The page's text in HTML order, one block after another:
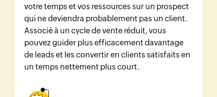
votre temps et vos ressources sur un prospect
qui ne deviendra probablement pas un client.
Associé à un cycle de vente réduit, vous
pouvez guider plus efficacement davantage
de leads et les convertir en clients satisfaits en
un temps nettement plus court.